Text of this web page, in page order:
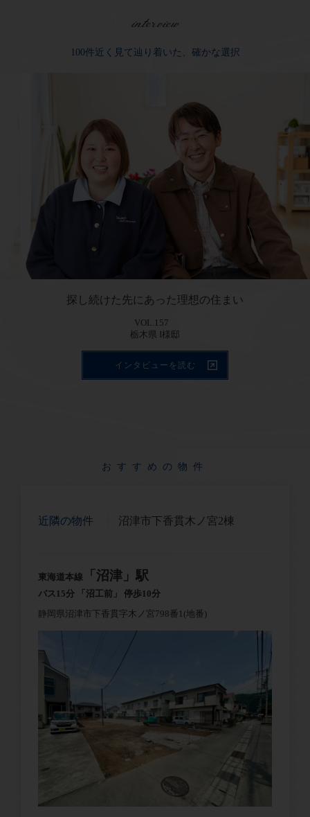
interview
100件近く見て辿り着いた、確かな選択
探し続けた先にあった理想の住まい
VOL.157
インタビューを読む
おすすめの物件
近隣の物件 沼津市下香貫木ノ宮2棟
東海道本線 「沼津」駅
バス15分 「沼工前」 停歩10分
静岡県沼津市下香貫字木ノ宮798番1(地番)